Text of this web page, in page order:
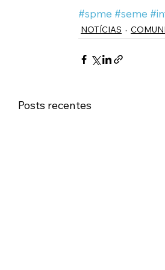
#spme #seme
NOTÍCIAS
Posts recentes